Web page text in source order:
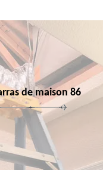
de maison 86